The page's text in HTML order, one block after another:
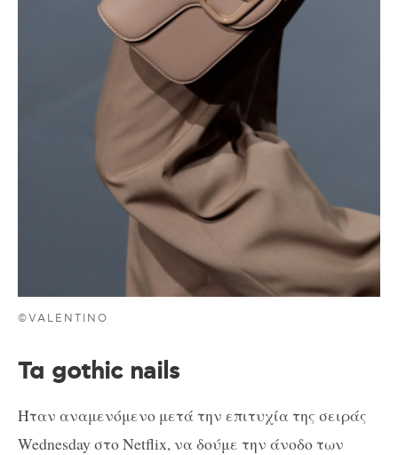
©VALENTINO
Τα gothic nails
Ήταν αναμενόμενο μετά την επιτυχία της σειράς
Wednesday στο Netflix, να δούμε την άνοδο των